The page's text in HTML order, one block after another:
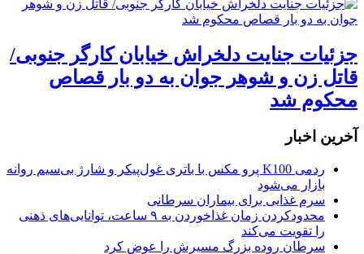
جزئیات جنایت دلخراش خیابان کارگر جنوبی/
قاتل زن و شوهر جوان به دو بار قصاص
محکوم شد
آخرین اخبار
ردمی K100 پرو مکس با باتری غول‌پیکر و شارژ بی‌سیم روانه
بازار می‌شود
سرم غذایی برای بیماران سرطانی
محدودکردن زمان غذاخوردن به ۹ ساعت، توانایی‌های ذهنی
را تقویت می‌کند
سرطان روده بزرگ مسیرش را عوض کرد